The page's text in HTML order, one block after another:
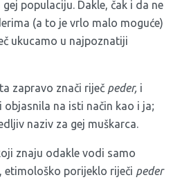
populaciju. Dakle, čak i da ne
(a to je vrlo malo moguće)
ukucamo u najpoznatiji
zapravo znači riječ peder, i
objasnila na isti način kao i ja;
naziv za gej muškarca.
znaju odakle vodi samo
etimološko porijeklo riječi peder